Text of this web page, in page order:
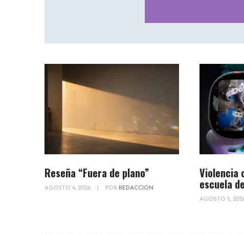
Reseña “Fuera de plano”
AGOSTO 6, 2026 POR REDACCION
Violencia
escuela
AGOSTO 5,